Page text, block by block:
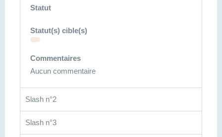
Statut
Statut(s) cible(s)
Commentaires
Aucun commentaire
Slash n°2
Slash n°3